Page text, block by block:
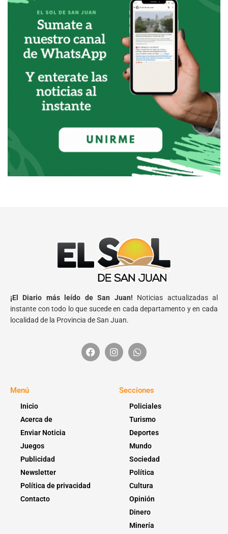
¡El Diario más leído de San Juan! Noticias actualizadas al
instante con todo lo que sucede en cada departamento y en cada
localidad de la Provincia de San Juan.
Menú
Inicio
Acerca de
Enviar Noticia
Juegos
Publicidad
Newsletter
Política de privacidad
Contacto
Secciones
Policiales
Turismo
Deportes
Mundo
Sociedad
Política
Cultura
Opinión
Dinero
Minería